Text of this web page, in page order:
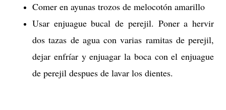
Comer en ayunas trozos de melocotón amarillo
Usar enjuague bucal de perejil. Poner a hervir
dos tazas de agua con varias ramitas de perejil,
dejar enfríar y enjuagar la boca con el enjuague
de perejil despues de lavar los dientes.